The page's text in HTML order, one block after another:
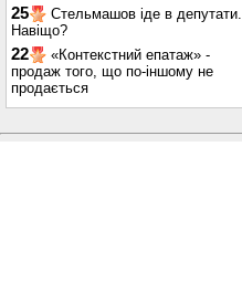
25
Стельмашов іде в депутати.
Навіщо?
22
«Контекстний епатаж» -
продаж того, що по-іншому не
продається